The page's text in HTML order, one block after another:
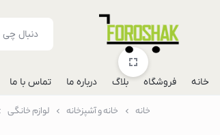
خانه فروشگاه بلاگ درباره ما تماس با ما
خانه خانه و آشپزخانه لوازم خانگی